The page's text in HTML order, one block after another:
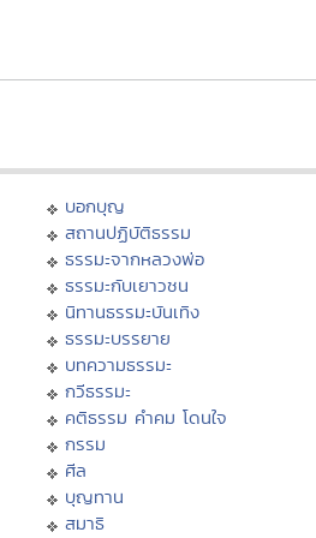
บอกบุญ
สถานปฏิบัติธรรม
ธรรมะจากหลวงพ่อ
ธรรมะกับเยาวชน
นิทานธรรมะบันเทิง
ธรรมะบรรยาย
บทความธรรมะ
กวีธรรมะ
คติธรรม คำคม โดนใจ
กรรม
ศีล
บุญทาน
สมาธิ